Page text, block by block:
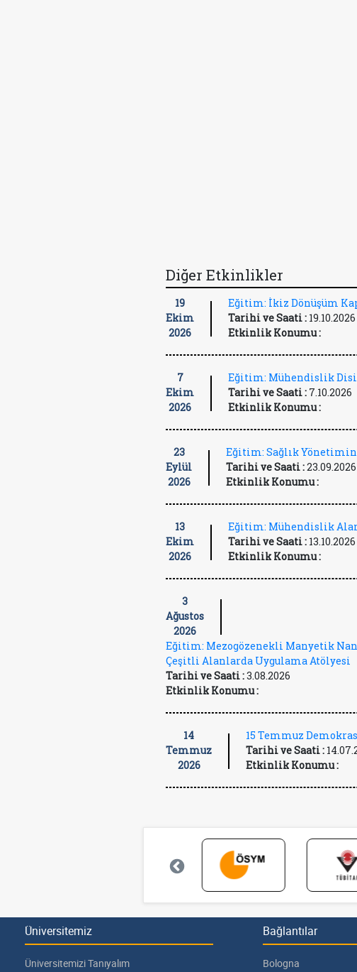
Diğer Etkinlikler
19
Ekim
2026
Eğitim: İkiz Dönüşüm
Tarihi ve Saati : 19.10.2026
Etkinlik Konumu :
7
Ekim
2026
Eğitim: Mühendislik
Tarihi ve Saati : 7.10.2026
Etkinlik Konumu :
23
Eylül
2026
Eğitim: Sağlık
Tarihi ve Saati :23.09.2026
Etkinlik Konumu :
13
Ekim
2026
Eğitim: Mühendislik
Tarihi ve Saati : 13.10.2026
Etkinlik Konumu :
3
Ağustos
2026
Eğitim: Mezogözenekli Manyetik
Çeşitli Alanlarda Uygulama Atölyesi
Tarihi ve Saati :3.08.2026
Etkinlik Konumu :
14
Temmuz
2026
15 Temmuz
Tarihi ve Saati :
Etkinlik Konumu :
Üniversitemiz
Üniversitemizi Tanıyalım
Bağlantılar
Bologna